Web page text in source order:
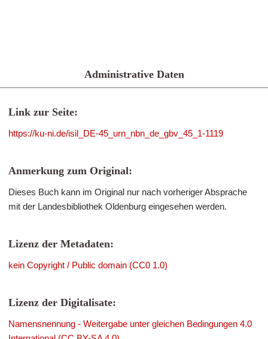
Administrative Daten
Link zur Seite:
https://ku-ni.de/isil_DE-45_urn_nbn_de_gbv_45_1-1119
Anmerkung zum Original:
Dieses Buch kann im Original nur nach vorheriger Absprache
mit der Landesbibliothek Oldenburg eingesehen werden.
Lizenz der Metadaten:
kein Copyright / Public domain (CC0 1.0)
Lizenz der Digitalisate:
Namensnennung - Weitergabe unter gleichen Bedingungen 4.0